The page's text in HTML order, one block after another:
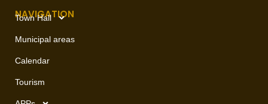
NAVIGATION
Town Hall
Municipal areas
Calendar
Tourism